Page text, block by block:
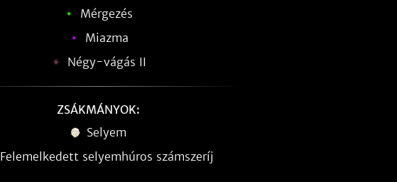
Mérgezés
Miazma
Négy-vágás II
ZSÁKMÁNYOK:
Selyem
Felemelkedett selyemhúros számszeríj